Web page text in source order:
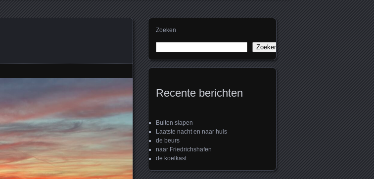
Zoeken
Zoeken
Recente berichten
Buiten slapen
Laatste nacht en naar huis
de beurs
naar Friedrichshafen
de koelkast